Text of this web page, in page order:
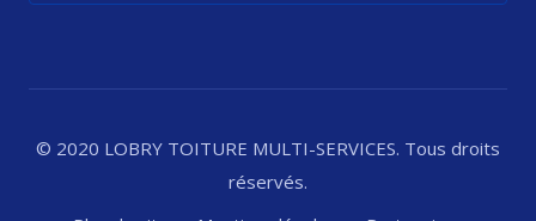
© 2020 LOBRY TOITURE MULTI-SERVICES. Tous droits
réservés.